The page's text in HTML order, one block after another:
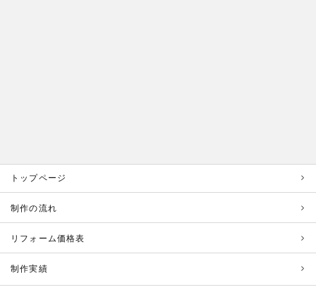
トップページ
制作の流れ
リフォーム価格表
制作実績